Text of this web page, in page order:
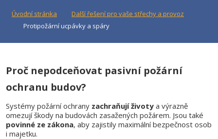
Úvodní stránka
Další řešení pro vaše střechy a provoz
Protipožární ucpávky a spáry
Proč nepodceňovat pasivní požární
ochranu budov?
Systémy požární ochrany zachraňují životy a výrazně
omezují škody na budovách zasažených požárem. Jsou také
povinné ze zákona, aby zajistily maximální bezpečnost osob
i majetku.